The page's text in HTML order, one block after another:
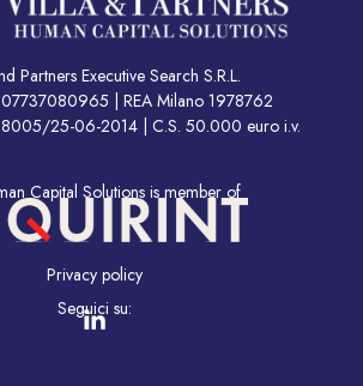
Partners Executive Search S.R.L.
07737080965 | REA Milano 1978762
8005/25-06-2014 | C.S. 50.000 euro i.v.
Capital Solutions is member of
Privacy policy
Seguici su: